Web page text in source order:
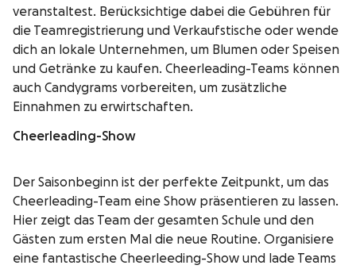
veranstaltest. Berücksichtige dabei die Gebühren für
die Teamregistrierung und Verkaufstische oder wende
dich an lokale Unternehmen, um Blumen oder Speisen
und Getränke zu kaufen. Cheerleading-Teams können
auch Candygrams vorbereiten, um zusätzliche
Einnahmen zu erwirtschaften.
Cheerleading-Show
Der Saisonbeginn ist der perfekte Zeitpunkt, um das
Cheerleading-Team eine Show präsentieren zu lassen.
Hier zeigt das Team der gesamten Schule und den
Gästen zum ersten Mal die neue Routine. Organisiere
eine fantastische Cheerleeding-Show und lade Teams